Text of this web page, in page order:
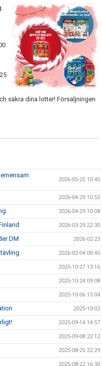
säkra dina lotter! Försäljningen
2026-05-25 10:45
2026-04-29 10:55
2026-04-29 10:08
2026-03-29 22:30
DM 2026-02-23
2026-02-04 00:45
2025-10-27 13:16
2025-10-24 09:08
2025-10-06 13:04
2025-10-02
2025-09-14 14:57
2025-09-08 22:12
2025-08-25 22:29
2025-08-22 16:30